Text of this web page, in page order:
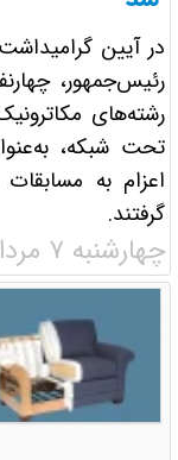
در آیین
رئیس‌جمهور،
رشته‌های
تحت شبکه،
گرفتند.
چهارشنبه ۷ مرداد ۱۴۰۵